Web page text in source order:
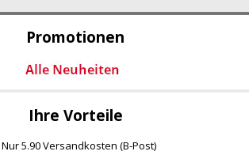
Promotionen
Ihre Vorteile
Nur 5.90 Versandkosten (B-Post)